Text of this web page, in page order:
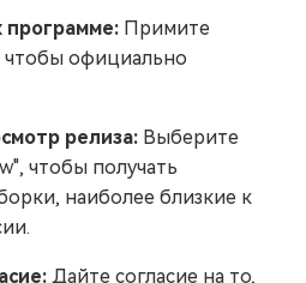
программе: Примите
чтобы официально
релиза: Выберите
чтобы получать
наиболее близкие к
Дайте согласие на то,